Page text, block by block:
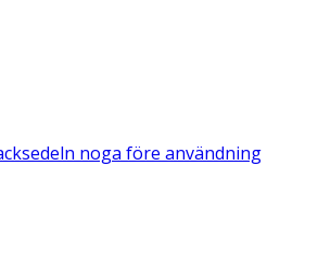
noga före användning